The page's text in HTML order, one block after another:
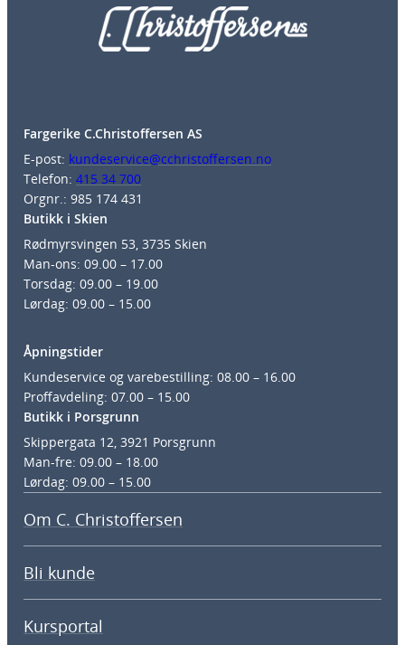
Fargerike C.Christoffersen AS
E-post: kundeservice@cchristoffersen.no
Telefon: 415 34 700
Orgnr.: 985 174 431
Butikk i Skien
Rødmyrsvingen 53, 3735 Skien
Man-ons: 09.00 – 17.00
Torsdag: 09.00 – 19.00
Lørdag: 09.00 – 15.00
Åpningstider
Kundeservice og varebestilling: 08.00 – 16.00
Proffavdeling: 07.00 – 15.00
Butikk i Porsgrunn
Skippergata 12, 3921 Porsgrunn
Man-fre: 09.00 – 18.00
Lørdag: 09.00 – 15.00
Om C. Christoffersen
Bli kunde
Kursportal